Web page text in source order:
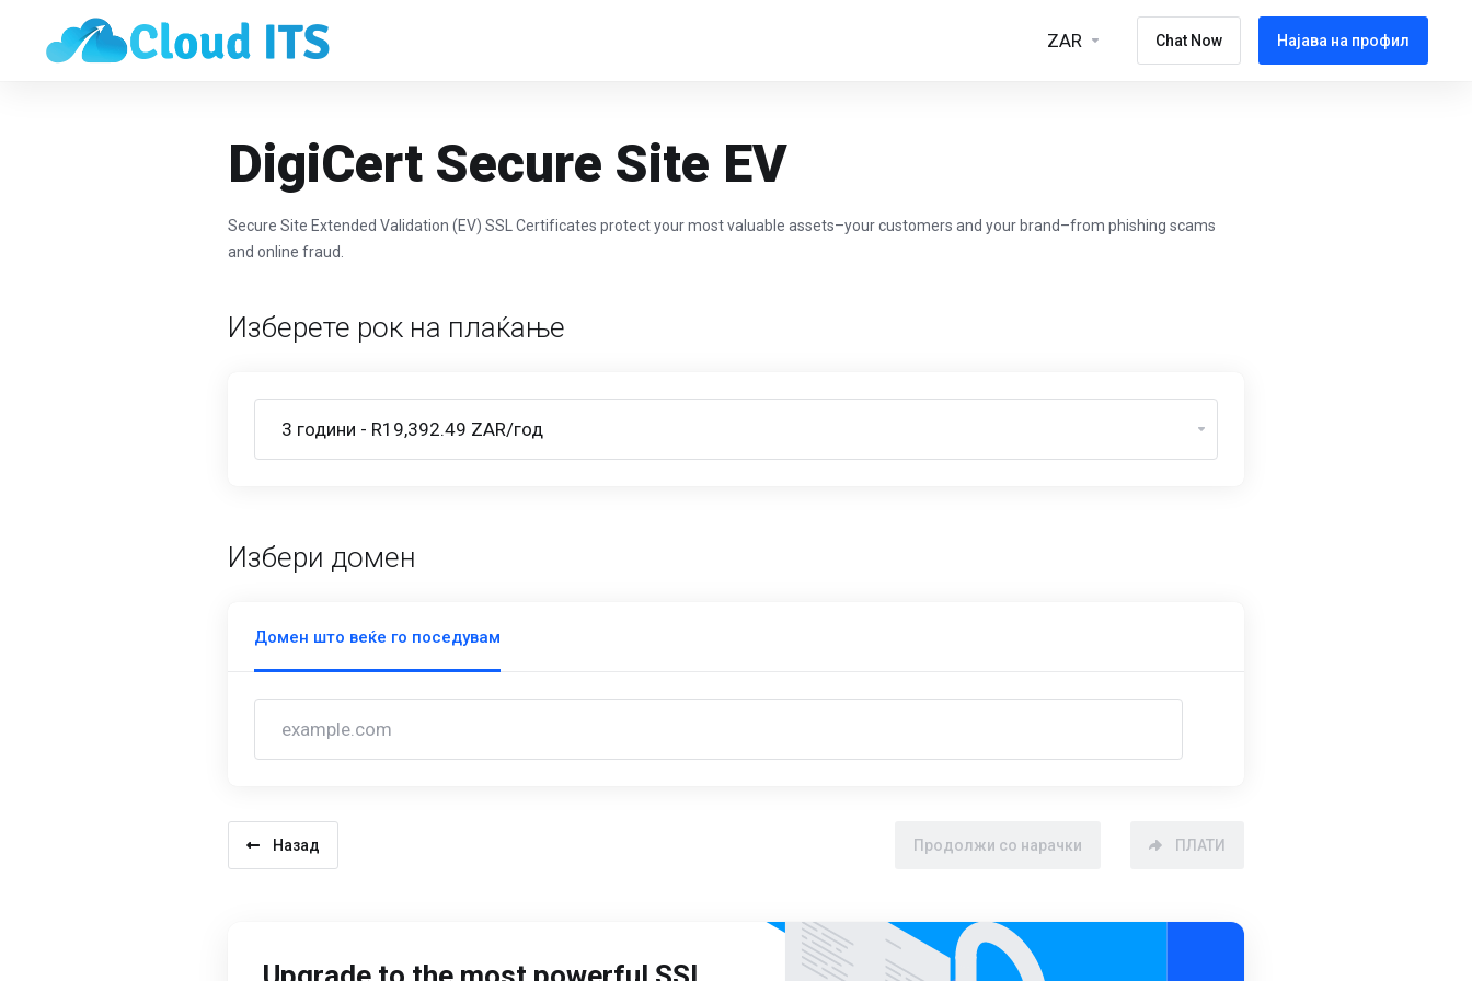
ZAR Chat Now Најава на профил
DigiCert Secure Site EV
Secure Site Extended Validation (EV) SSL Certificates protect your most valuable assets–your customers and your brand–from phishing scams
and online fraud.
Изберете рок на плаќање
Избери домен
Домен што веќе го поседувам
Назад Продолжи со нарачки ПЛАТИ